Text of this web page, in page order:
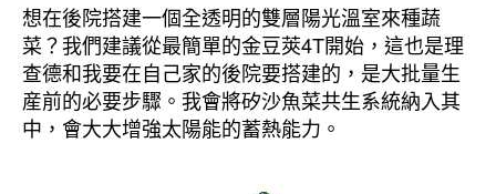
想在後院搭建一個全透明的雙層陽光溫室來種蔬
菜？我們建議從最簡單的金豆莢4T開始，這也是理
查德和我要在自己家的後院要搭建的，是大批量生
産前的必要步驟。我會將矽沙魚菜共生系統納入其
中，會大大增強太陽能的蓄熱能力。